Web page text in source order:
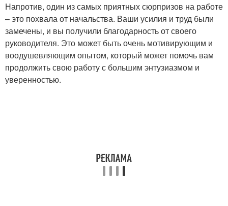
Напротив, один из самых приятных сюрпризов на работе
– это похвала от начальства. Ваши усилия и труд были
замечены, и вы получили благодарность от своего
руководителя. Это может быть очень мотивирующим и
воодушевляющим опытом, который может помочь вам
продолжить свою работу с большим энтузиазмом и
уверенностью.